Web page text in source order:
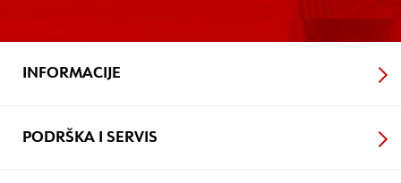
INFORMACIJE
PODRŠKA I SERVIS